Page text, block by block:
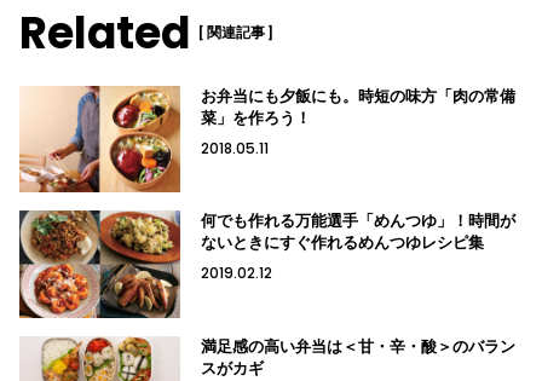
Related [ 関連記事 ]
お弁当にも夕飯にも。時短の味方「肉の常備
菜」を作ろう！
2018.05.11
何でも作れる万能選手「めんつゆ」！時間が
ないときにすぐ作れるめんつゆレシピ集
2019.02.12
満足感の高い弁当は＜甘・辛・酸＞のバラン
スがカギ